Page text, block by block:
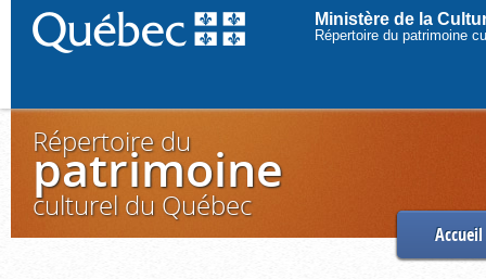
Ministère de la
Répertoire du patrimoine
Répertoire du
patrimoine
culturel du Québec
Accueil